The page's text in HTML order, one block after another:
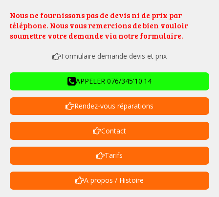
Nous ne fournissons pas de devis ni de prix par
téléphone. Nous vous remercions de bien vouloir
soumettre votre demande via notre formulaire.
Formulaire demande devis et prix
APPELER 076/345'10'14
Rendez-vous réparations
Contact
Tarifs
A propos / Histoire